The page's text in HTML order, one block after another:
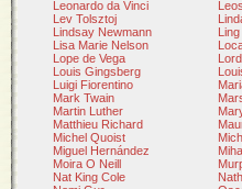
Leonardo da Vinci
Lev Tolsztoj
Lindsay Newmann
Lisa Marie Nelson
Lope de Vega
Louis Gingsberg
Luigi Fiorentino
Mark Twain
Martin Luther
Matthieu Richard
Michel Quoist
Miguel Hernández
Moira O Neill
Nat King Cole